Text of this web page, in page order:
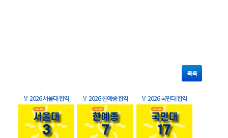
목록
🏅 2026 서울대 합격 🏅 2026 한예종 합격 🏅 2026 국민대 합격